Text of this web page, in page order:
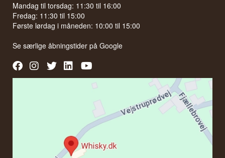
Mandag til torsdag: 11:30 til 16:00
Fredag: 11:30 til 15:00
Første lørdag i måneden: 10:00 til 15:00
Se særlige åbningstider påGoogle